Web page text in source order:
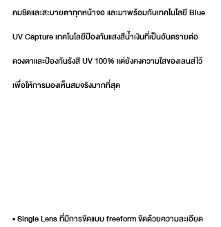
คมชัดและสะบายตาทุกหน้าจอ และมาพร้อมกับเทคโนโลยี Blue
UV Capture เทคโนโลยีป้องกันแสงสีน้ำเงินที่เป็นอันตรายต่อ
ดวงตาและป้องกันรังสี UV 100% แต่ยังคงความใสของเลนส์ไว้
เพื่อให้การมองเห็นสมจริงมากที่สุด
• Single Lens ที่มีการขัดแบบ freeform ขัดด้วยความละเอียด